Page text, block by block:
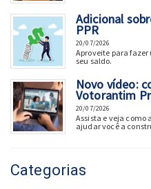
Adicional
PPR
20/07/2026
Aproveite para
seu saldo.
Novo vídeo:
Votorantim
20/07/2026
Assista e veja
ajudar você a
Categorias